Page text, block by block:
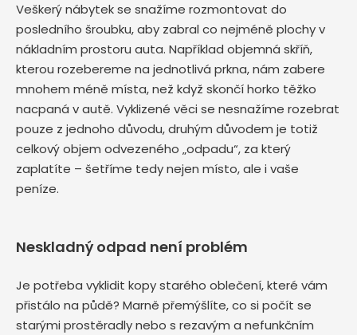
Veškerý nábytek se snažíme rozmontovat do
posledního šroubku, aby zabral co nejméně plochy v
nákladním prostoru auta. Například objemná skříň,
kterou rozebereme na jednotlivá prkna, nám zabere
mnohem méně místa, než když skončí horko těžko
nacpaná v autě. Vyklizené věci se nesnažíme rozebrat
pouze z jednoho důvodu, druhým důvodem je totiž
celkový objem odvezeného „odpadu“, za který
zaplatíte – šetříme tedy nejen místo, ale i vaše
peníze.
Neskladný odpad není problém
Je potřeba vyklidit kopy starého oblečení, které vám
přistálo na půdě? Marně přemýšlíte, co si počít se
starými prostěradly nebo s rezavým a nefunkčním